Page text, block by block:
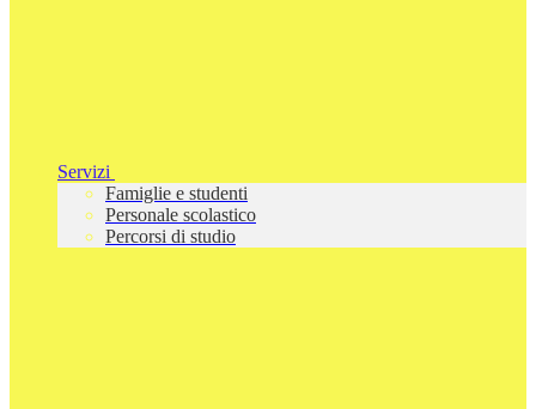
Servizi
Famiglie e studenti
Personale scolastico
Percorsi di studio